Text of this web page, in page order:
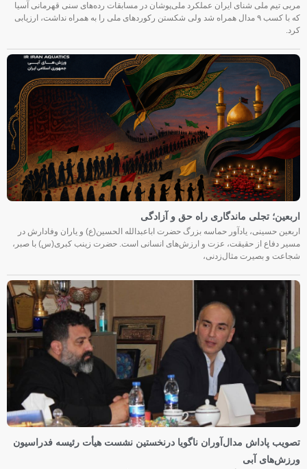
مربی تیم ملی شنای ایران عملکرد ملی‌پوشان در مسابقات رده‌های سنی قهرمانی آسیا
که با کسب ۹ مدال همراه شد ولی شکستن رکوردهای ملی را به همراه نداشت، ارزیابی
کرد.
اربعین؛ تجلی ماندگاری راه حق و آزادگی
اربعین حسینی، یادآور حماسه بزرگ حضرت اباعبدالله الحسین(ع) و یاران وفادارش در
مسیر دفاع از حقیقت، عزت و ارزش‌های انسانی است. حضرت زینب کبری(س) با صبر،
شجاعت و بصیرت مثال‌زدنی،
تصویب پاداش مدال‌آوران ناگویا درنخستین نشست هیأت رئیسه فدراسیون
ورزش‌های آبی